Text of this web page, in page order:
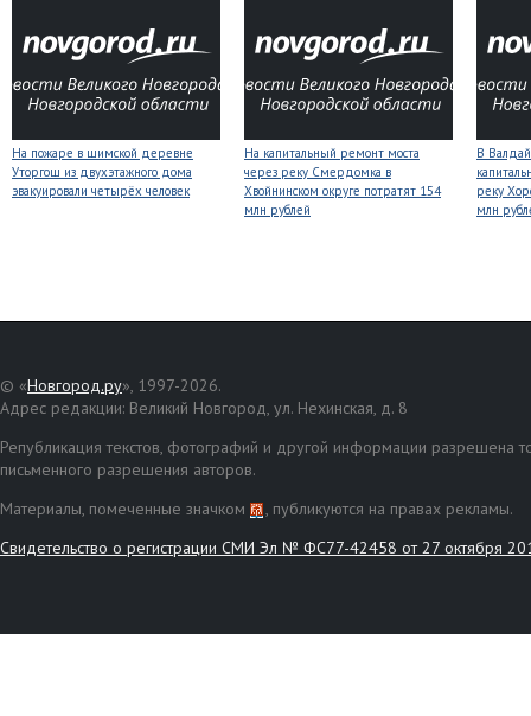
На пожаре в шимской деревне
Уторгош из двухэтажного дома
эвакуировали четырёх человек
На капитальный ремонт моста
через реку Смердомка в
Хвойнинском округе потратят 154
млн рублей
В
реку
млн
© «Новгород.ру», 1997-2026.
Адрес редакции: Великий Новгород, ул. Нехинская, д. 8
Републикация текстов, фотографий и другой информации разрешена
письменного разрешения авторов.
Материалы, помеченные значком
, публикуются на правах рекламы.
Свидетельство о регистрации СМИ Эл № ФС77-42458 от 27 октября